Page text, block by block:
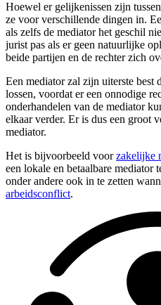
Hoewel er gelijkenissen zijn
ze voor verschillende dingen in.
als zelfs de mediator het geschil
jurist pas als er geen natuurlijke
beide partijen en de rechter zich
Een mediator zal zijn uiterste best
lossen, voordat er een onnodige
onderhandelen van de mediator
elkaar verder. Er is dus een groot
mediator.
Het is bijvoorbeeld voorzakelijke
een lokale en betaalbare
onder andere ook in te zetten
arbeidsconflict.